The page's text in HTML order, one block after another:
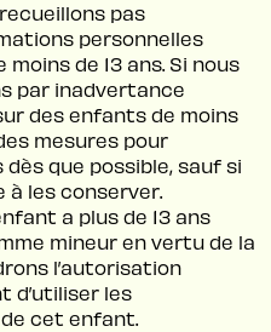
pas
personnelles
de 13 ans. Si nous
par inadvertance
des enfants de moins
mesures pour
que possible, sauf si
à les conserver.
a plus de 13 ans
mineur en vertu de la
l’autorisation
d’utiliser les
cet enfant.